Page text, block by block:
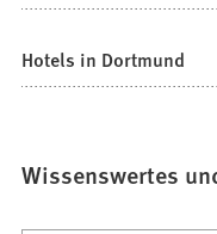
Hotels in Dortmund
Wissenswertes